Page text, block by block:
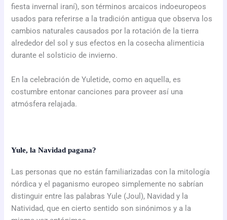
fiesta invernal iraní), son términos arcaicos indoeuropeos
usados para referirse a la tradición antigua que observa los
cambios naturales causados por la rotación de la tierra
alrededor del sol y sus efectos en la cosecha alimenticia
durante el solsticio de invierno.
En la celebración de Yuletide, como en aquella, es
costumbre entonar canciones para proveer así una
atmósfera relajada.
Yule, la Navidad pagana?
Las personas que no están familiarizadas con la mitología
nórdica y el paganismo europeo simplemente no sabrían
distinguir entre las palabras Yule (Joul), Navidad y la
Natividad, que en cierto sentido son sinónimos y a la